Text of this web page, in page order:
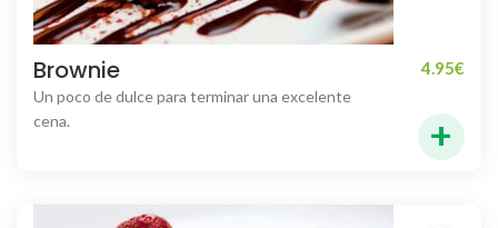
Brownie 4.95€
Un poco de dulce para terminar una excelente
cena.
+